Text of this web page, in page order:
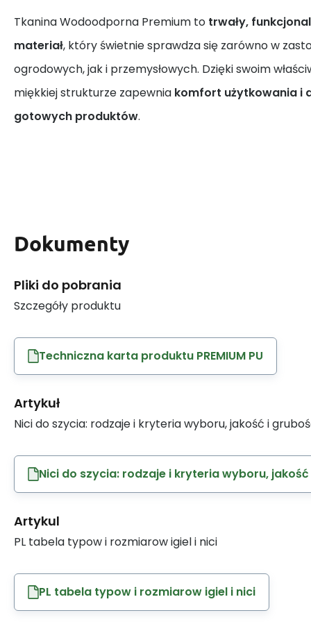
Tkanina Wodoodporna Premium to trwały,
materiał, który świetnie sprawdza się zarówno w
ogrodowych, jak i przemysłowych. Dzięki swoim
miękkiej strukturze zapewnia komfort użytkowania i
gotowych produktów.
Dokumenty
Pliki do pobrania
Szczegóły produktu
Techniczna karta produktu PREMIUM PU
Artykuł
Nici do szycia: rodzaje i kryteria wyboru, jakość i
Nici do szycia: rodzaje i kryteria wyboru,
Artykul
PL tabela typow i rozmiarow igiel i nici
PL tabela typow i rozmiarow igiel i nici